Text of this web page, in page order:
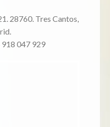
28760. Tres Cantos,
918 047 929